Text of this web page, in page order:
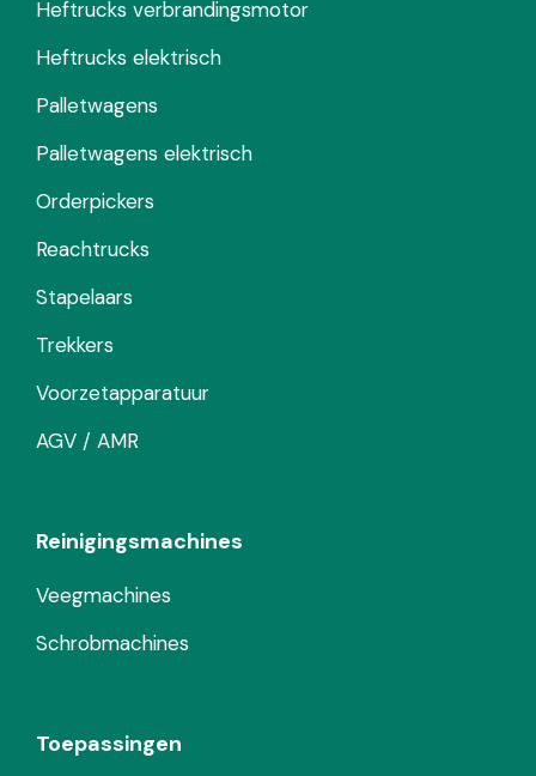
Heftrucks verbrandingsmotor
Heftrucks elektrisch
Palletwagens
Palletwagens elektrisch
Orderpickers
Reachtrucks
Stapelaars
Trekkers
Voorzetapparatuur
AGV / AMR
Reinigingsmachines
Veegmachines
Schrobmachines
Toepassingen